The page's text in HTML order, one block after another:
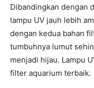
Dibandingkan dengan
lampu UV jauh lebih
dengan kedua bahan
tumbuhnya lumut
menjadi hijau. Lampu
filter aquarium terbaik.